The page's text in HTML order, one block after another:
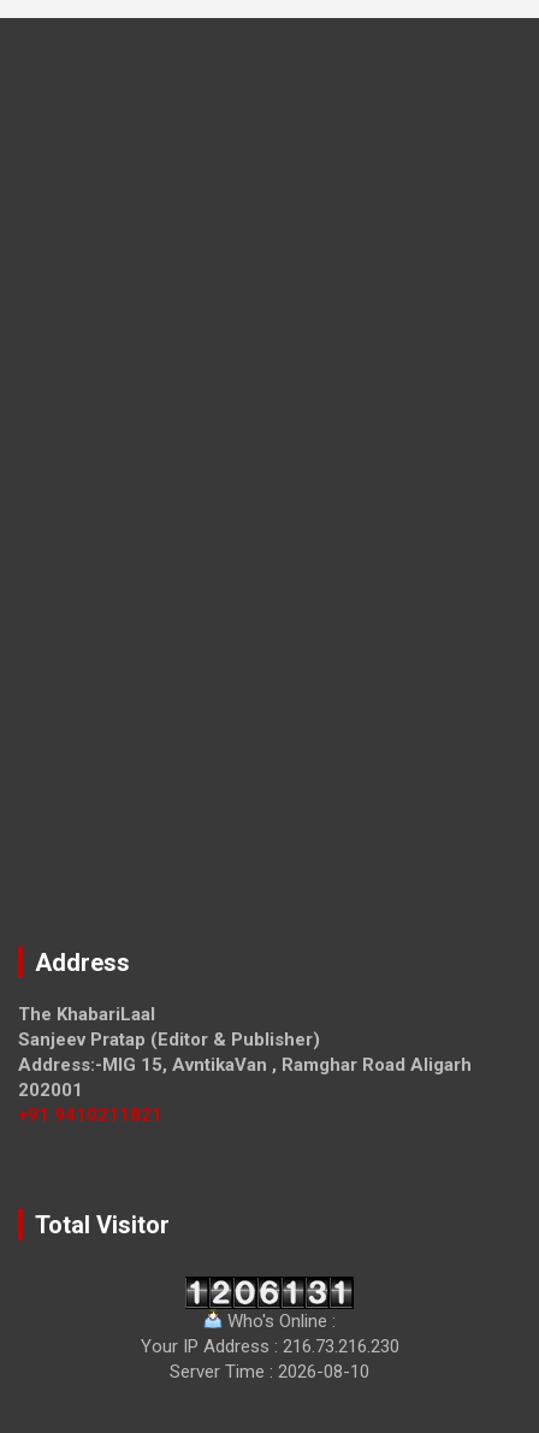
Address
The KhabariLaal
Sanjeev Pratap (Editor & Publisher)
Address:-MIG 15, AvntikaVan , Ramghar Road Aligarh
202001
+91 9410211821
Total Visitor
Who's Online :
Your IP Address : 216.73.216.230
Server Time : 2026-08-10